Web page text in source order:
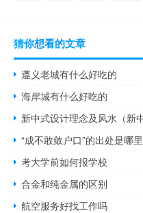
猜你想看的文章
遵义老城有什么好吃的
海岸城有什么好吃的
新中式设计理念及风水（新
“成不敢敛户口”的出处是哪里
考大学前如何报学校
合金和纯金属的区别
航空服务好找工作吗